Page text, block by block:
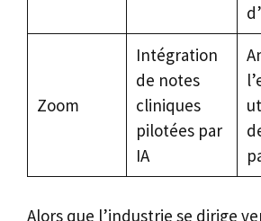
Zoom
Intégration
de notes
cliniques
pilotées par
IA
Alors que l’industrie se dirige